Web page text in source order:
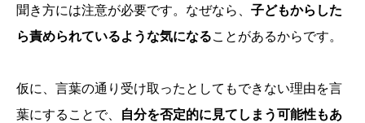
聞き方には注意が必要です。なぜなら、 子どもからした
ら責められているような気になることがあるからです。
仮に、言葉の通り受け取ったとしてもできない理由を言
葉にすることで、 自分を否定的に見てしまう可能性もあ